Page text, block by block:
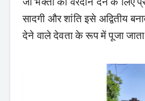
सादगी और शांति इसे अद्वितीय
देने वाले देवता के रूप में पूजा